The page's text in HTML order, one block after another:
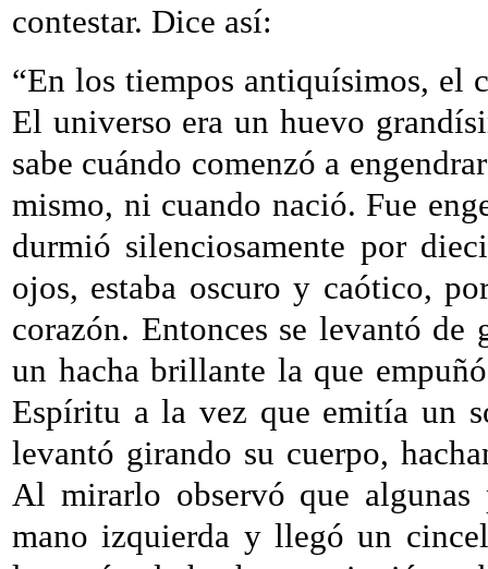
contestar. Dice así:
“En los tiempos antiquísimos, el
El universo era un huevo
sabe cuándo comenzó a
mismo, ni cuando nació. Fue
durmió silenciosamente por
ojos, estaba oscuro y caótico,
corazón. Entonces se levantó de
un hacha brillante la que
Espíritu a la vez que emitía un
levantó girando su cuerpo,
Al mirarlo observó que algunas
mano izquierda y llegó un